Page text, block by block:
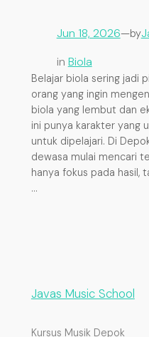
Jun 18, 2026—by
in Biola
Belajar biola sering jadi
orang yang ingin
biola yang lembut dan
ini punya karakter yang
untuk dipelajari. Di
dewasa mulai mencari
hanya fokus pada hasil,
…
Javas Music School
Kursus Musik Depok